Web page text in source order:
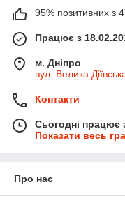
95% позитивних з
Працює з
м. Дніпро
вул. Велика
Контакти
Сьогодні працює
Показати весь
Про нас